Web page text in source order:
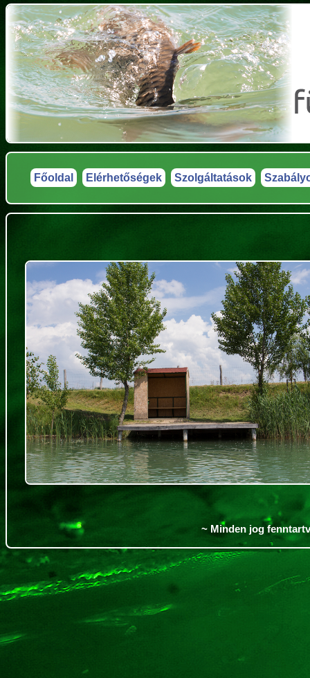
Főoldal Elérhetőségek Szolgáltatások
~ Minden jog